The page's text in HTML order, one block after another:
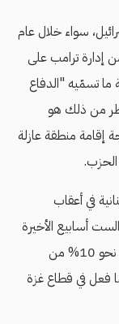
سواء خلال عام
من إدارة ترامب على
تسمّيه "الدفاع
من ذلك هو
إقامة منطقة عازلة
الحزب.
في أعقاب
أسابيع الأخيرة
تمثل نحو 10% من
فعل في قطاع غزة